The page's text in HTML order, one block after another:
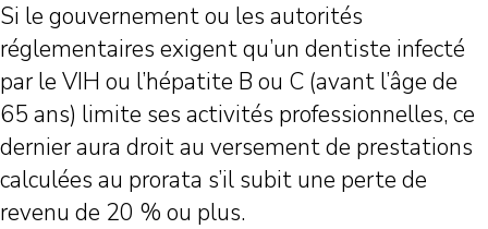
Si le gouvernement ou les autorités
réglementaires exigent qu’un dentiste infecté
par le VIH ou l’hépatite B ou C (avant l’âge de
65 ans) limite ses activités professionnelles, ce
dernier aura droit au versement de prestations
calculées au prorata s’il subit une perte de
revenu de 20 % ou plus.